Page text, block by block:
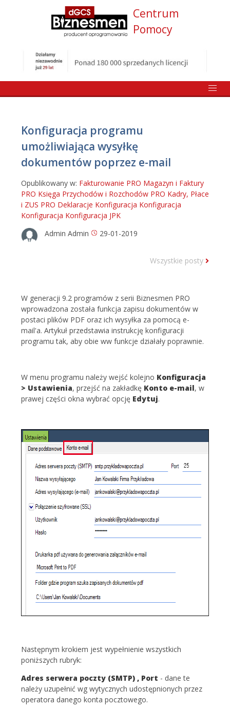
Centrum
Pomocy
Konfiguracja programu
umożliwiająca wysyłkę
dokumentów poprzez e-mail
Opublikowany w: Fakturowanie PRO Magazyn i Faktury
PRO Księga Przychodów i Rozchodów PRO Kadry, Płace
i ZUS PRO Deklaracje Konfiguracja Konfiguracja
Konfiguracja Konfiguracja JPK
Admin Admin
29-01-2019
Wszystkie posty
W generacji 9.2 programów z serii Biznesmen PRO
wprowadzona została funkcja zapisu dokumentów w
postaci plików PDF oraz ich wysyłka za pomocą e-
mail'a. Artykuł przedstawia instrukcję konfiguracji
programu tak, aby obie ww funkcje działały poprawnie.
W menu programu należy wejść kolejno Konfiguracja
> Ustawienia, przejść na zakładkę Konto e-mail, w
prawej części okna wybrać opcję Edytuj.
Następnym krokiem jest wypełnienie wszystkich
poniższych rubryk:
Adres serwera poczty (SMTP) , Port - dane te
należy uzupełnić wg wytycznych udostępnionych przez
operatora danego konta pocztowego.